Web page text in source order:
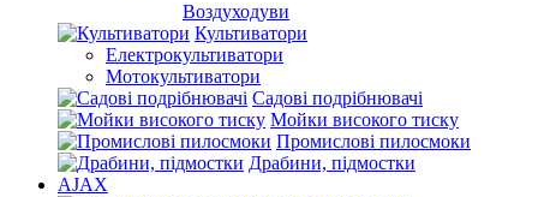
Воздуходуви
Культиватори
Електрокультиватори
Мотокультиватори
Садові подрібнювачі
Мойки високого тиску
Промислові пилосмоки
Драбини, підмостки
AJAX